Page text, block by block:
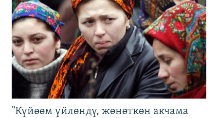
"Күйөөм үйлөндү, жөнөткөн акчама